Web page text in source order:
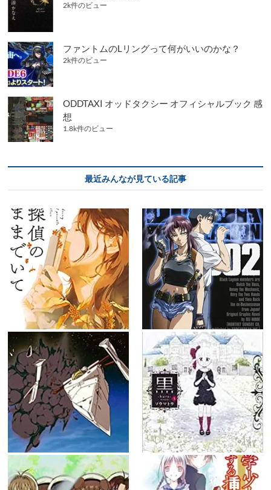
2k件のビュー
ファントムのLリングって何がいいのかな？
2k件のビュー
ODDTAXI オッドタクシー オフィシャルブック 感
想
1.8k件のビュー
最近みんなが見ている記事